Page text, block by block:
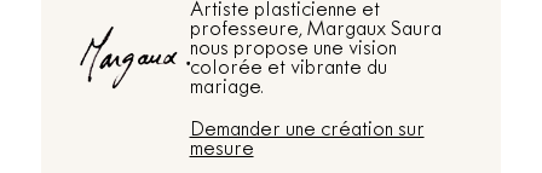
Artiste plasticienne et
professeure, Margaux Saura
nous propose une vision
colorée et vibrante du
mariage.
Demander une création sur
mesure